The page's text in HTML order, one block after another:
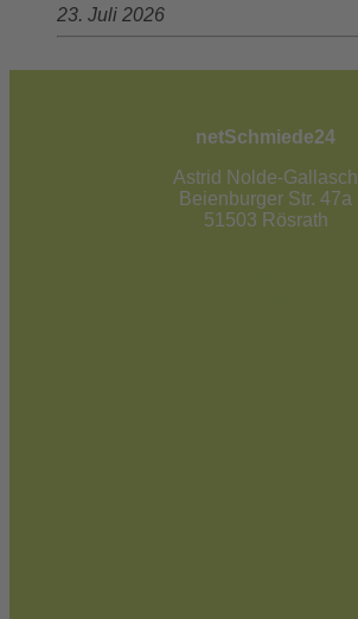
23. Juli 2026
netSchmiede24
Astrid Nolde-Gallasch
Beienburger Str. 47a
51503 Rösrath